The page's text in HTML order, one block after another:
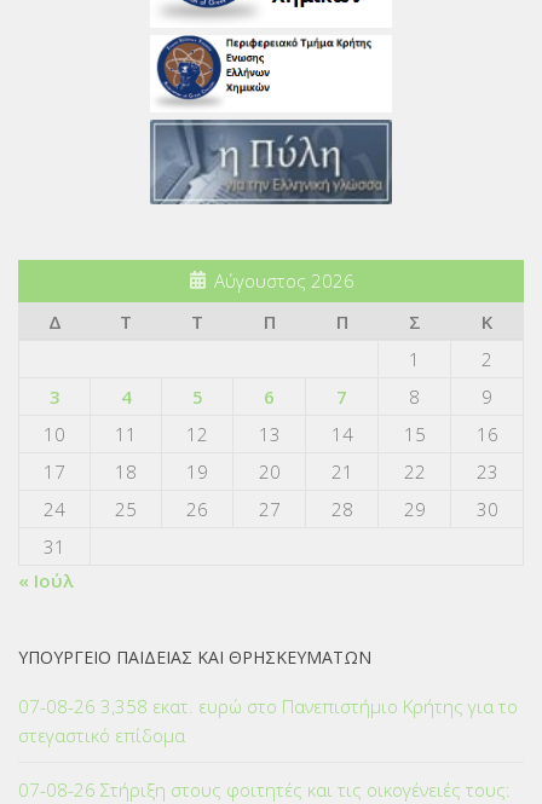
Αύγουστος 2026
Δ
Τ Τ Π Π Σ
Κ
1
2
3
4 5 6 7 8
9
10
11 12 13 14 15
16
17
18 19 20 21 22
23
24
25 26 27 28 29
30
31
« Ιούλ
ΥΠΟΥΡΓΕΙΟ ΠΑΙΔΕΙΑΣ ΚΑΙ ΘΡΗΣΚΕΥΜΑΤΩΝ
07-08-26 3,358 εκατ. ευρώ στο Πανεπιστήμιο Κρήτης για το
στεγαστικό επίδομα
07-08-26 Στήριξη στους φοιτητές και τις οικογένειές τους: